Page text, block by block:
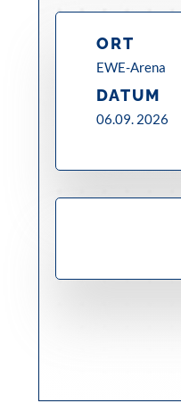
ORT
EWE-Arena
DATUM
06.09. 2026